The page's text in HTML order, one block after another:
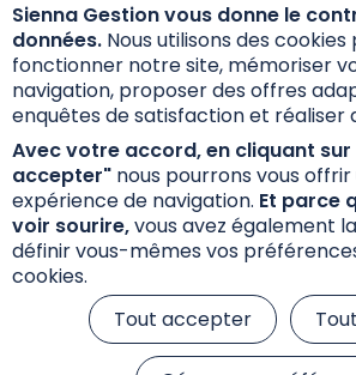
Sienna Gestion vous donne le
données. Nous utilisons des
fonctionner notre site, mémoriser
navigation, proposer des offres
enquêtes de satisfaction et réaliser
Avec votre accord, en cliquant sur
accepter" nous pourrons vous
expérience de navigation. Et parce
voir sourire,vous avez également
définir vous-mêmes vos
cookies.
Tout accepter
Informations
Réclamations
Données
S’inscrire à la
© 2026 Sienna Gestion,